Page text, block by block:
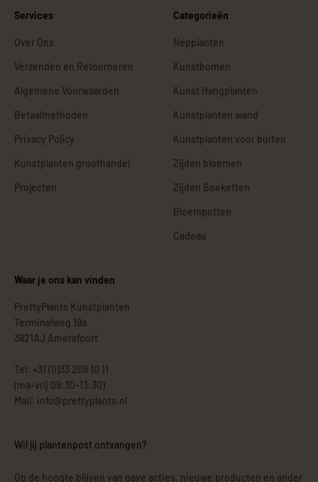
Services
Over Ons
Verzenden en Retourneren
Algemene Voorwaarden
Betaalmethoden
Privacy Policy
Kunstplanten groothandel
Projecten
Categorieën
Nepplanten
Kunstbomen
Kunst Hangplanten
Kunstplanten wand
Kunstplanten voor buiten
Zijden bloemen
Zijden Boeketten
Bloempotten
Cadeau
Waar je ons kan vinden
PrettyPlants Kunstplanten
Terminalweg 19a
3821AJ Amersfoort
Tel: +31 (0)33 208 10 11
(ma-vrij 09:30-13:30)
Mail: info@prettyplants.nl
Wil jij plantenpost ontvangen?
Op de hoogte blijven van gave acties, nieuwe producten en ander